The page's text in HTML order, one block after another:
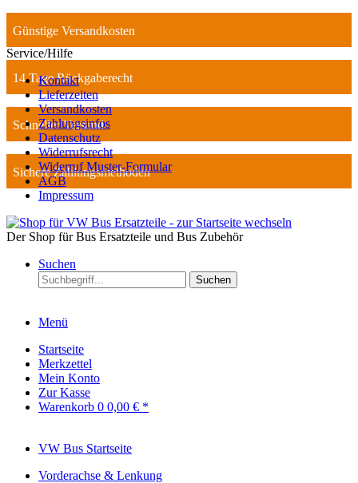
Günstige Versandkosten
14 Tage Rückgaberecht
Schneller Versand
Sichere Zahlungsmethoden
Service/Hilfe
Kontakt
Lieferzeiten
Versandkosten
Zahlungsinfos
Datenschutz
Widerrufsrecht
Widerruf Muster-Formular
AGB
Impressum
Der Shop für Bus Ersatzteile und Bus Zubehör
Suchen
Suchen
Menü
Startseite
Merkzettel
Mein Konto
Zur Kasse
Warenkorb 0 0,00 € *
VW Bus Startseite
Vorderachse & Lenkung